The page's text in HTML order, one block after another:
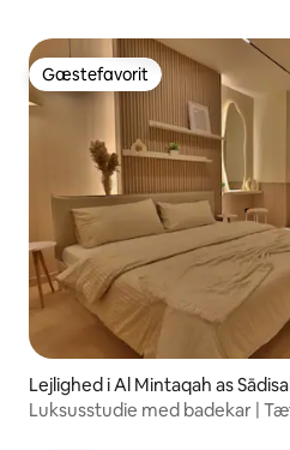
Gæstefavorit
Gæstefavorit
Lejlighed i Al Mintaqah as
Luksusstudie med badekar |